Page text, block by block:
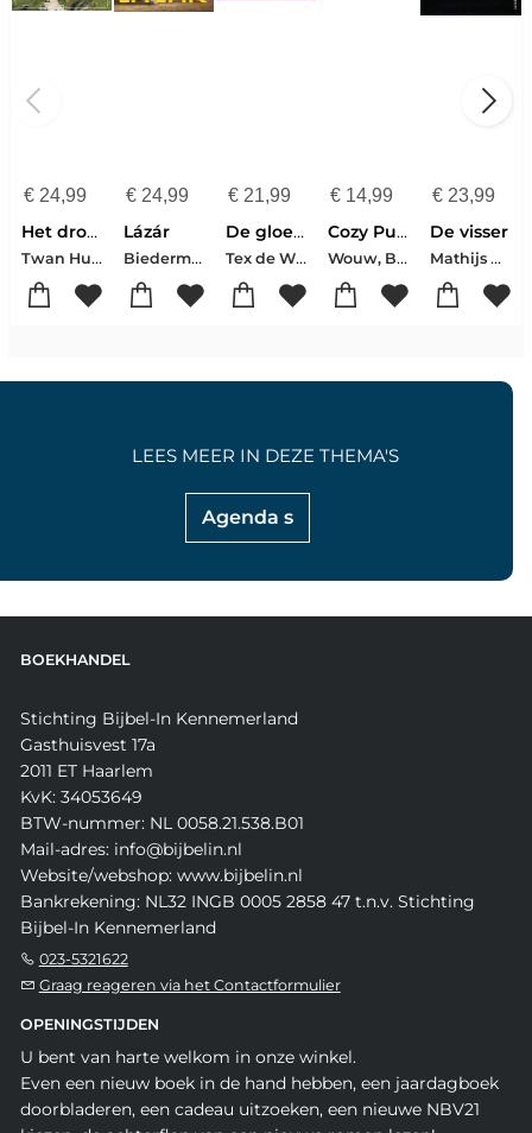
€24,99
Het droompad
Twan Huys
€24,99
Lázár
Biedermann, Nelio
€ 21,99
De gloednieuwe QuizPuzzels
Tex de Wit-Thomas Swierts
€ 14,99
Cozy Puzzelboek Voor Ontspannen Zome
Wouw, Bente Van De
€ 23,99
De visser
Mathijs Deen
Agenda s
LEES MEER IN DEZE THEMA'S
BOEKHANDEL
Stichting Bijbel-In Kennemerland
Gasthuisvest 17a
2011 ET Haarlem
KvK: 34053649
BTW-nummer: NL 0058.21.538.B01
Mail-adres: info@bijbelin.nl
Website/webshop: www.bijbelin.nl
Bankrekening: NL32 INGB 0005 2858 47 t.n.v. Stichting
Bijbel-In Kennemerland
023-5321622
Graag reageren via het Contactformulier
OPENINGSTIJDEN
U bent van harte welkom in onze winkel.
Even een nieuw boek in de hand hebben, een jaardagboek
doorbladeren, een cadeau uitzoeken, een nieuwe NBV21